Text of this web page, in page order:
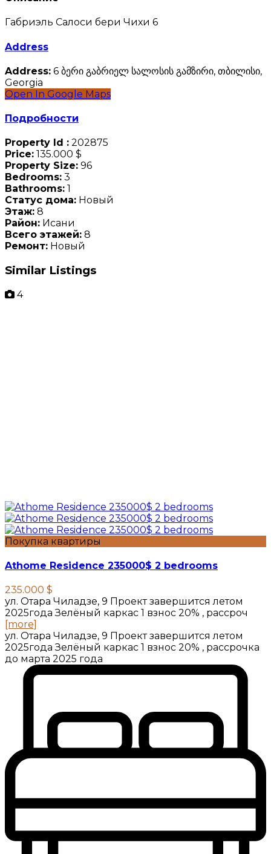
Габриэль Салоси бери Чихи 6
Address
Address: 6 ბერი გაბრიელ სალოსის გამზირი, თბილისი,
Georgia
Open In Google Maps
Подробности
Property Id : 202875
Price: 135.000 $
Property Size: 96
Bedrooms: 3
Bathrooms: 1
Статус дома: Новый
Этаж: 8
Район: Исани
Всего этажей: 8
Ремонт: Новый
Similar Listings
4
Покупка квартиры
Athome Residence 235000$ 2 bedrooms
235.000 $
ул. Отара Чиладзе, 9 Проект завершится летом
2025года Зелёный каркас 1 взнос 20% , рассроч
[more]
ул. Отара Чиладзе, 9 Проект завершится летом
2025года Зелёный каркас 1 взнос 20% , рассрочка
до марта 2025 года